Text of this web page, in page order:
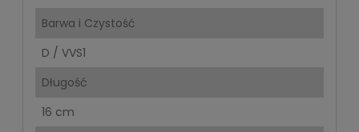
Barwa i Czystość
D / VVS1
Długość
16 cm